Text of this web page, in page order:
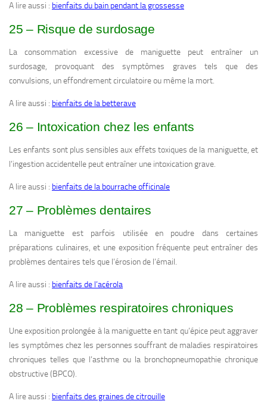
A lire aussi : bienfaits du bain pendant la grossesse
25 – Risque de surdosage
La consommation excessive de maniguette peut entraîner un
surdosage, provoquant des symptômes graves tels que des
convulsions, un effondrement circulatoire ou même la mort.
A lire aussi : bienfaits de la betterave
26 – Intoxication chez les enfants
Les enfants sont plus sensibles aux effets toxiques de la maniguette, et
l’ingestion accidentelle peut entraîner une intoxication grave.
A lire aussi : bienfaits de la bourrache officinale
27 – Problèmes dentaires
La maniguette est parfois utilisée en poudre dans certaines
préparations culinaires, et une exposition fréquente peut entraîner des
problèmes dentaires tels que l’érosion de l’émail.
A lire aussi : bienfaits de l’acérola
28 – Problèmes respiratoires chroniques
Une exposition prolongée à la maniguette en tant qu’épice peut aggraver
les symptômes chez les personnes souffrant de maladies respiratoires
chroniques telles que l’asthme ou la bronchopneumopathie chronique
obstructive (BPCO).
A lire aussi : bienfaits des graines de citrouille